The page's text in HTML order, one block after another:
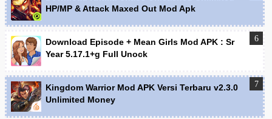
HP/MP & Attack Maxed Out Mod Apk
Download Episode + Mean Girls Mod APK : Sr
Year 5.17.1+g Full Unock
Kingdom Warrior Mod APK Versi Terbaru v2.3.0
Unlimited Money